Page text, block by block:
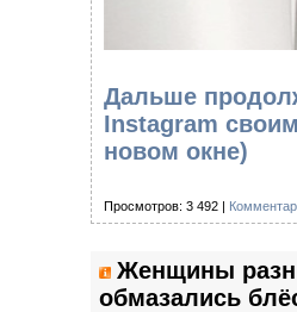
Дальше
Instagram
новом окне)
Просмотров: 3 492 |
Женщины
обмазались